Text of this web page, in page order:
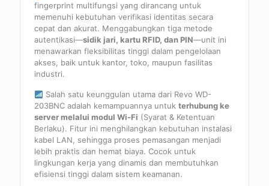
fingerprint multifungsi yang dirancang untuk
memenuhi kebutuhan verifikasi identitas secara
cepat dan akurat. Menggabungkan tiga metode
autentikasi—sidik jari, kartu RFID, dan PIN—unit ini
menawarkan fleksibilitas tinggi dalam pengelolaan
akses, baik untuk kantor, toko, maupun fasilitas
industri.
Salah satu keunggulan utama dari Revo WD-
203BNC adalah kemampuannya untukterhubung ke
server melalui modul Wi-Fi (Syarat & Ketentuan
Berlaku). Fitur ini menghilangkan kebutuhan instalasi
kabel LAN, sehingga proses pemasangan menjadi
lebih praktis dan hemat biaya. Cocok untuk
lingkungan kerja yang dinamis dan membutuhkan
efisiensi tinggi dalam sistem keamanan.